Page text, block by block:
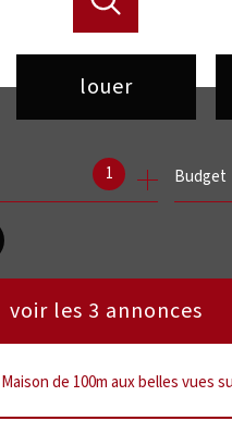
louer
à l'année
de l'immo pro
1 Budget
voir les 3 annonces
Maison de 100m aux belles vues